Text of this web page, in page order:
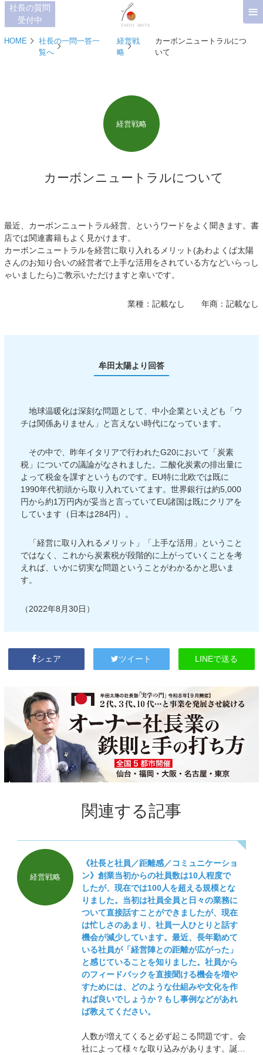
社長の質問
受付中
≡
HOME
社長の一問一答一
覧へ
経営戦
略
カーボンニュートラルにつ
いて
経営戦略
カーボンニュートラルについて
最近、カーボンニュートラル経営、というワードをよく聞きます。書
店では関連書籍もよく見かけます。
カーボンニュートラルを経営に取り入れるメリット(あわよくば太陽
さんのお知り合いの経営者で上手な活用をされている方などいらっし
ゃいましたら)ご教示いただけますと幸いです。
業種： 記載なし 年商： 記載なし
牟田太陽より回答
地球温暖化は深刻な問題として、中小企業といえども「ウ
チは関係ありません」と言えない時代になっています。
その中で、昨年イタリアで行われたG20において「炭素
税」についての議論がなされました。二酸化炭素の排出量に
よって税金を課すというものです。EU特に北欧では既に
1990年代初頭から取り入れていてます。世界銀行は約5,000
円から約1万円内が妥当と言っていてEU諸国は既にクリアを
しています（日本は284円）。
「経営に取り入れるメリット」「上手な活用」ということ
ではなく、これから炭素税が段階的に上がっていくことを考
えれば、いかに切実な問題ということがわかるかと思いま
す。
（2022年8月30日）
シェア ツイート LINEで送る
関連する記事
経営戦略
《社長と社員／距離感／コミュニケーショ
ン》創業当初からの社員数は10人程度で
したが、現在では100人を超える規模とな
りました。当初は社員全員と日々の業務に
ついて直接話すことができましたが、現在
は忙しさのあまり、社員一人ひとりと話す
機会が減少しています。最近、長年勤めて
いる社員が「経営陣との距離が広がった」
と感じていることを知りました。社員から
のフィードバックを直接聞ける機会を増や
すためには、どのような仕組みや文化を作
れば良いでしょうか？もし事例などがあれ
ば教えてください。
人数が増えてくると必ず起こる問題です。会
社によって様々な取り込みがあります。誕生